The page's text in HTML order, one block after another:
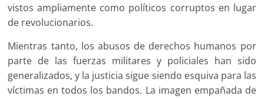
vistos ampliamente como políticos corruptos en lugar
de revolucionarios.
Mientras tanto, los abusos de derechos humanos por
parte de las fuerzas militares y policiales han sido
generalizados, y la justicia sigue siendo esquiva para las
víctimas en todos los bandos. La imagen empañada de